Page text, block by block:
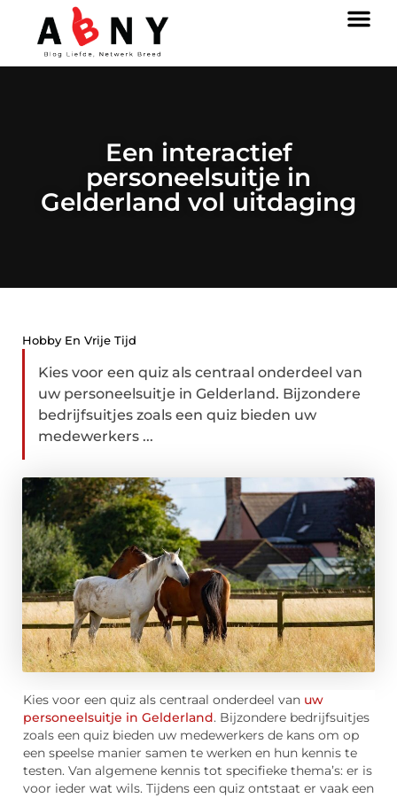
Een interactief
personeelsuitje in
Gelderland vol uitdaging
Hobby En Vrije Tijd
Kies voor een quiz als centraal onderdeel van
uw personeelsuitje in Gelderland. Bijzondere
bedrijfsuitjes zoals een quiz bieden uw
medewerkers ...
Kies voor een quiz als centraal onderdeel van uw
personeelsuitje in Gelderland. Bijzondere bedrijfsuitjes
zoals een quiz bieden uw medewerkers de kans om op
een speelse manier samen te werken en hun kennis te
testen. Van algemene kennis tot specifieke thema’s: er is
voor ieder wat wils. Tijdens een quiz ontstaat er vaak een